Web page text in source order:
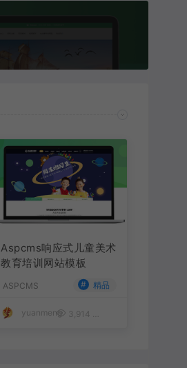
Aspcms响应式儿童美术
教育培训网站模板
ASPCMS # 精品
yuanmeng 3,914